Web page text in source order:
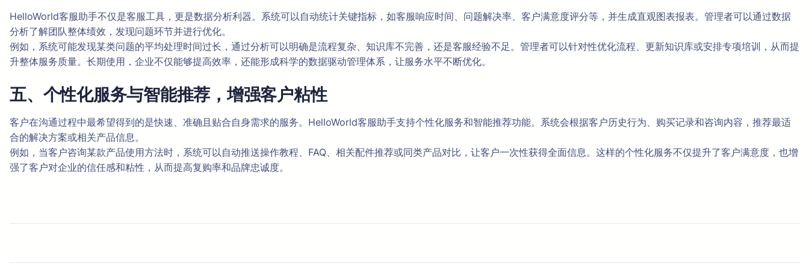
HelloWorld客服助手不仅是客服工具，更是数据分析利器。系统可以自动统计关键指标，如客服响应时间、问题解决率、客户满意度评分等，并生成直观图表报表。管理者可以通过数据
分析了解团队整体绩效，发现问题环节并进行优化。
例如，系统可能发现某类问题的平均处理时间过长，通过分析可以明确是流程复杂、知识库不完善，还是客服经验不足。管理者可以针对性优化流程、更新知识库或安排专项培训，从而提
升整体服务质量。长期使用，企业不仅能够提高效率，还能形成科学的数据驱动管理体系，让服务水平不断优化。
五、个性化服务与智能推荐，增强客户粘性
客户在沟通过程中最希望得到的是快速、准确且贴合自身需求的服务。HelloWorld客服助手支持个性化服务和智能推荐功能。系统会根据客户历史行为、购买记录和咨询内容，推荐最适
合的解决方案或相关产品信息。
例如，当客户咨询某款产品使用方法时，系统可以自动推送操作教程、FAQ、相关配件推荐或同类产品对比，让客户一次性获得全面信息。这样的个性化服务不仅提升了客户满意度，也增
强了客户对企业的信任感和粘性，从而提高复购率和品牌忠诚度。